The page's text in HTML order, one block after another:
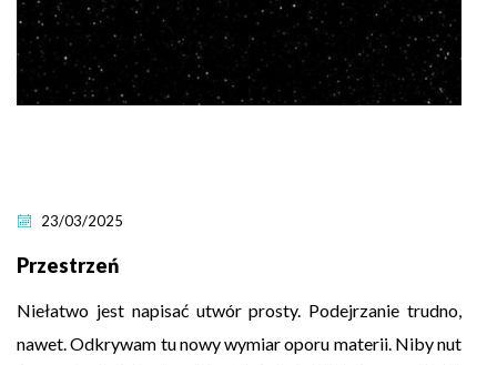
23/03/2025
Przestrzeń
Niełatwo jest napisać utwór prosty. Podejrzanie trudno,
nawet. Odkrywam tu nowy wymiar oporu materii. Niby nut